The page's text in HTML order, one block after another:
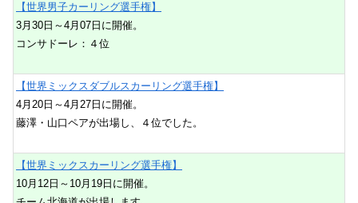
【世界男子カーリング選手権】
3月30日～4月07日に開催。
コンサドーレ：４位
【世界ミックスダブルスカーリング選手権】
4月20日～4月27日に開催。
藤澤・山口ペアが出場し、４位でした。
【世界ミックスカーリング選手権】
10月12日～10月19日に開催。